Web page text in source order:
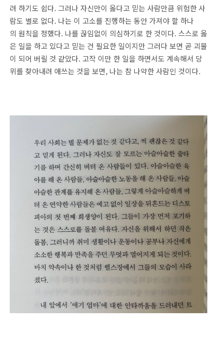
려 하기도 쉽다. 그러나 자신만이 옳다고 믿는 사람만큼 위험한 사
람도 별로 없다. 나는 이 고소를 진행하는 동안 가져야 할 하나
의 원칙을 정했다. 나를 끊임없이 의심하기로 한 것이다. 스스로 옳
은 일을 하고 있다고 믿는 건 필요한 일이지만 그러다 보면 곧 괴물
이 되어 버릴 것 같았다. 고작 이만 한 일을 하면서도 계속해서 당
위를 찾아내려 애쓰는 것을 보면, 나는 참 나약한 사람인 것이다.